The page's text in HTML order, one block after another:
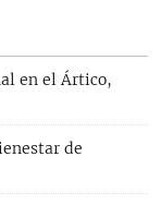
en el Ártico,
de